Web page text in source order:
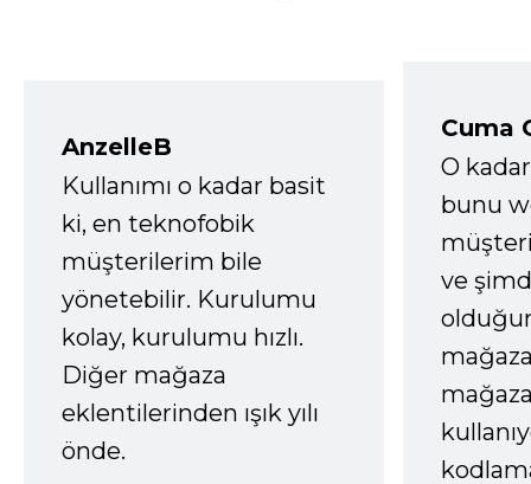
AnzelleB
Kullanımı o kadar basit
ki, en teknofobik
müşterilerim bile
yönetebilir. Kurulumu
kolay, kurulumu hızlı.
Diğer mağaza
eklentilerinden ışık yılı
önde.
Cuma
O
bunu
ve